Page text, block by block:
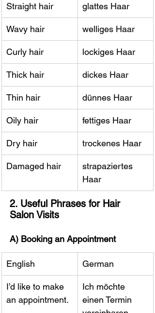
Straight hair glattes Haar
Wavy hair welliges Haar
Curly hair lockiges Haar
Thick hair dickes Haar
Thin hair dünnes Haar
Oily hair fettiges Haar
Dry hair trockenes Haar
Damaged hair
strapaziertes
Haar
2. Useful Phrases for Hair
Salon Visits
A) Booking an Appointment
English German
I’d like to make
an appointment.
Ich möchte
einen Termin